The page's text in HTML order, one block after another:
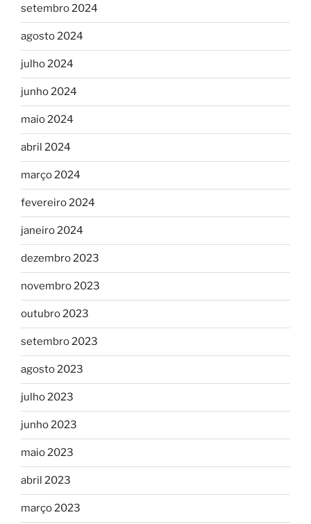
setembro 2024
agosto 2024
julho 2024
junho 2024
maio 2024
abril 2024
março 2024
fevereiro 2024
janeiro 2024
dezembro 2023
novembro 2023
outubro 2023
setembro 2023
agosto 2023
julho 2023
junho 2023
maio 2023
abril 2023
março 2023